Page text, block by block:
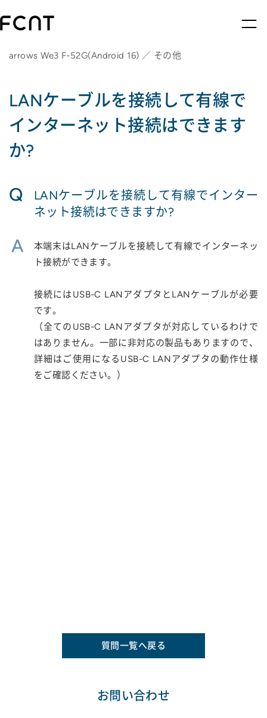
arrows We3 F-52G(Android 16) ／ その他
LANケーブルを接続して有線で
インターネット接続はできます
か?
Q
LANケーブルを接続して有線でインター
ネット接続はできますか?
A
本端末はLANケーブルを接続して有線でインターネッ
ト接続ができます。
接続にはUSB-C LANアダプタとLANケーブルが必要
です。
（全てのUSB-C LANアダプタが対応しているわけで
はありません。一部に非対応の製品もありますので、
詳細はご使用になるUSB-C LANアダプタの動作仕様
をご確認ください。）
質問一覧へ戻る
お問い合わせ